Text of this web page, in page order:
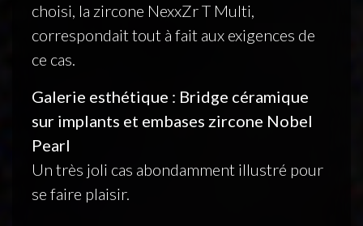
choisi, la zircone NexxZr T Multi,
correspondait tout à fait aux exigences de
ce cas.
Galerie esthétique : Bridge céramique
sur implants et embases zircone Nobel
Pearl
Un très joli cas abondamment illustré pour
se faire plaisir.